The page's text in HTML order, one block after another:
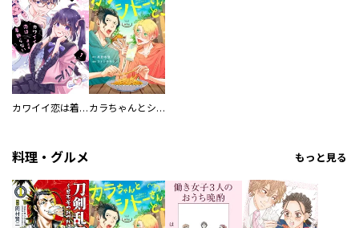
カワイイ恋は着飾らない カラちゃんとシトーさんと、 【分冊版】
料理・グルメ もっと見る